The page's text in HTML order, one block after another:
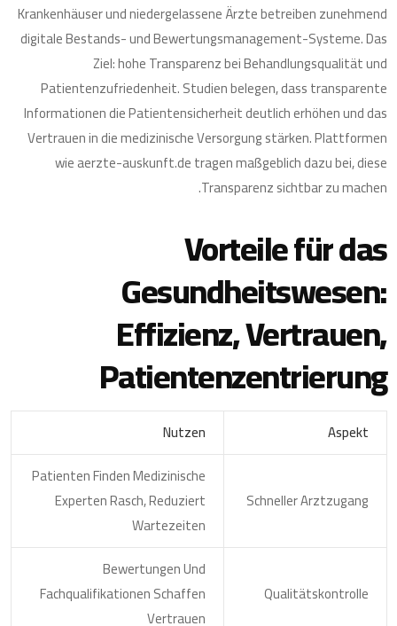
Krankenhäuser und niedergelassene Ärzte betreiben zunehmend
digitale Bestands- und Bewertungsmanagement-Systeme. Das
Ziel: hohe Transparenz bei Behandlungsqualität und
Patientenzufriedenheit. Studien belegen, dass transparente
Informationen die Patientensicherheit deutlich erhöhen und das
Vertrauen in die medizinische Versorgung stärken. Plattformen
wie aerzte-auskunft.de tragen maßgeblich dazu bei, diese
Transparenz sichtbar zu machen.
Vorteile für das
Gesundheitswesen:
Effizienz, Vertrauen,
Patientenzentrierung
Aspekt
Nutzen
Schneller Arztzugang
Patienten Finden Medizinische
Experten Rasch, Reduziert
Wartezeiten
Qualitätskontrolle
Bewertungen Und
Fachqualifikationen Schaffen
Vertrauen